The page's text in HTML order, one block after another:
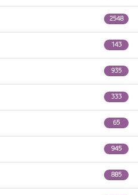
2548
143
935
333
65
945
885